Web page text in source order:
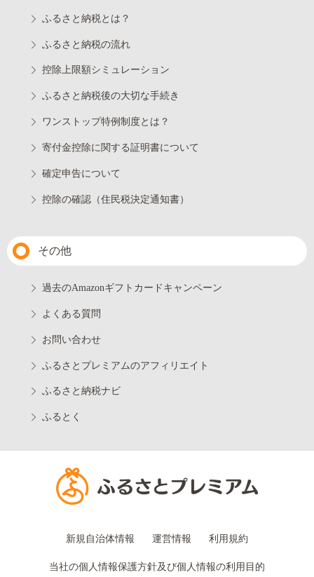
ふるさと納税とは？
ふるさと納税の流れ
控除上限額シミュレーション
ふるさと納税後の大切な手続き
ワンストップ特例制度とは？
寄付金控除に関する証明書について
確定申告について
控除の確認（住民税決定通知書）
その他
過去のAmazonギフトカードキャンペーン
よくある質問
お問い合わせ
ふるさとプレミアムのアフィリエイト
ふるさと納税ナビ
ふるとく
新規自治体情報 運営情報 利用規約
当社の個人情報保護方針及び個人情報の利用目的